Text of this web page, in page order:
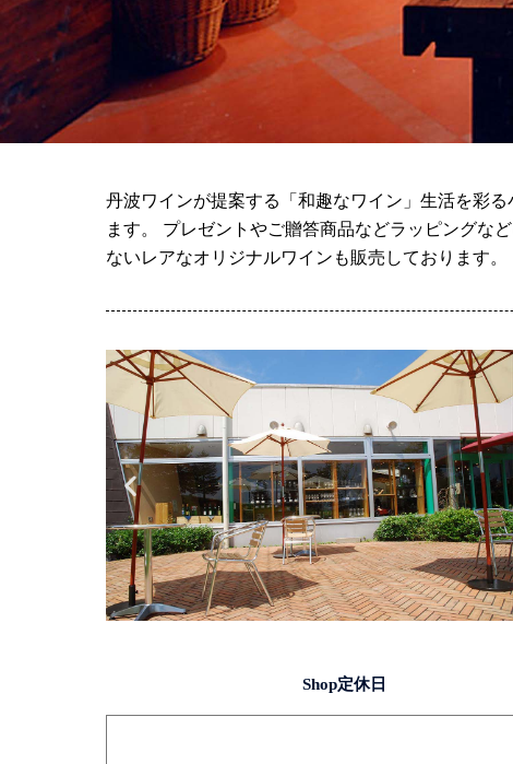
丹波ワインが提案する「和趣なワイン」生活を彩
ます。 プレゼントやご贈答商品などラッピングな
ないレアなオリジナルワインも販売しております。
Shop定休日